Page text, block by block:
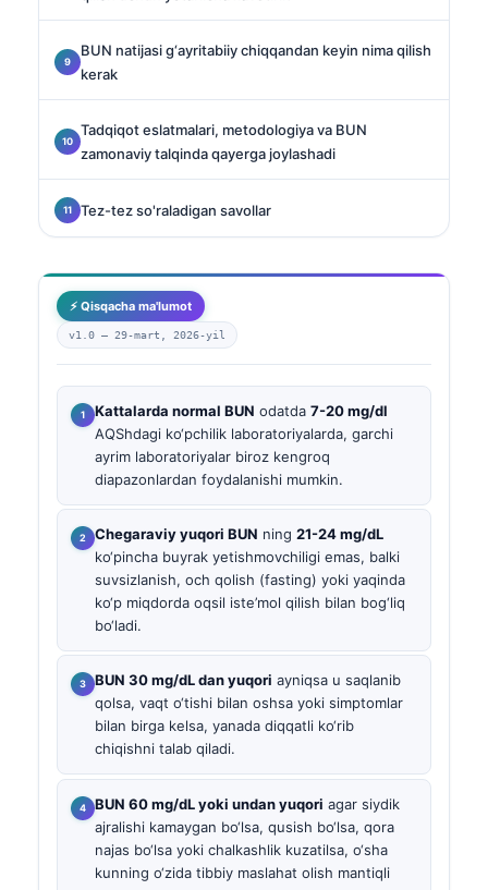
BUN natijasi g‘ayritabiiy chiqqandan keyin nima qilish
kerak
Tadqiqot eslatmalari, metodologiya va BUN
zamonaviy talqinda qayerga joylashadi
Tez-tez so'raladigan savollar
⚡ Qisqacha ma'lumot
v1.0 — 29-mart, 2026-yil
Kattalarda normal BUN odatda 7-20 mg/dl
AQShdagi ko‘pchilik laboratoriyalarda, garchi
ayrim laboratoriyalar biroz kengroq
diapazonlardan foydalanishi mumkin.
Chegaraviy yuqori BUN ning 21-24 mg/dL
ko‘pincha buyrak yetishmovchiligi emas, balki
suvsizlanish, och qolish (fasting) yoki yaqinda
ko‘p miqdorda oqsil iste’mol qilish bilan bog‘liq
bo‘ladi.
BUN 30 mg/dL dan yuqori ayniqsa u saqlanib
qolsa, vaqt o‘tishi bilan oshsa yoki simptomlar
bilan birga kelsa, yanada diqqatli ko‘rib
chiqishni talab qiladi.
BUN 60 mg/dL yoki undan yuqori agar siydik
ajralishi kamaygan bo‘lsa, qusish bo‘lsa, qora
najas bo‘lsa yoki chalkashlik kuzatilsa, o‘sha
kunning o‘zida tibbiy maslahat olish mantiqli